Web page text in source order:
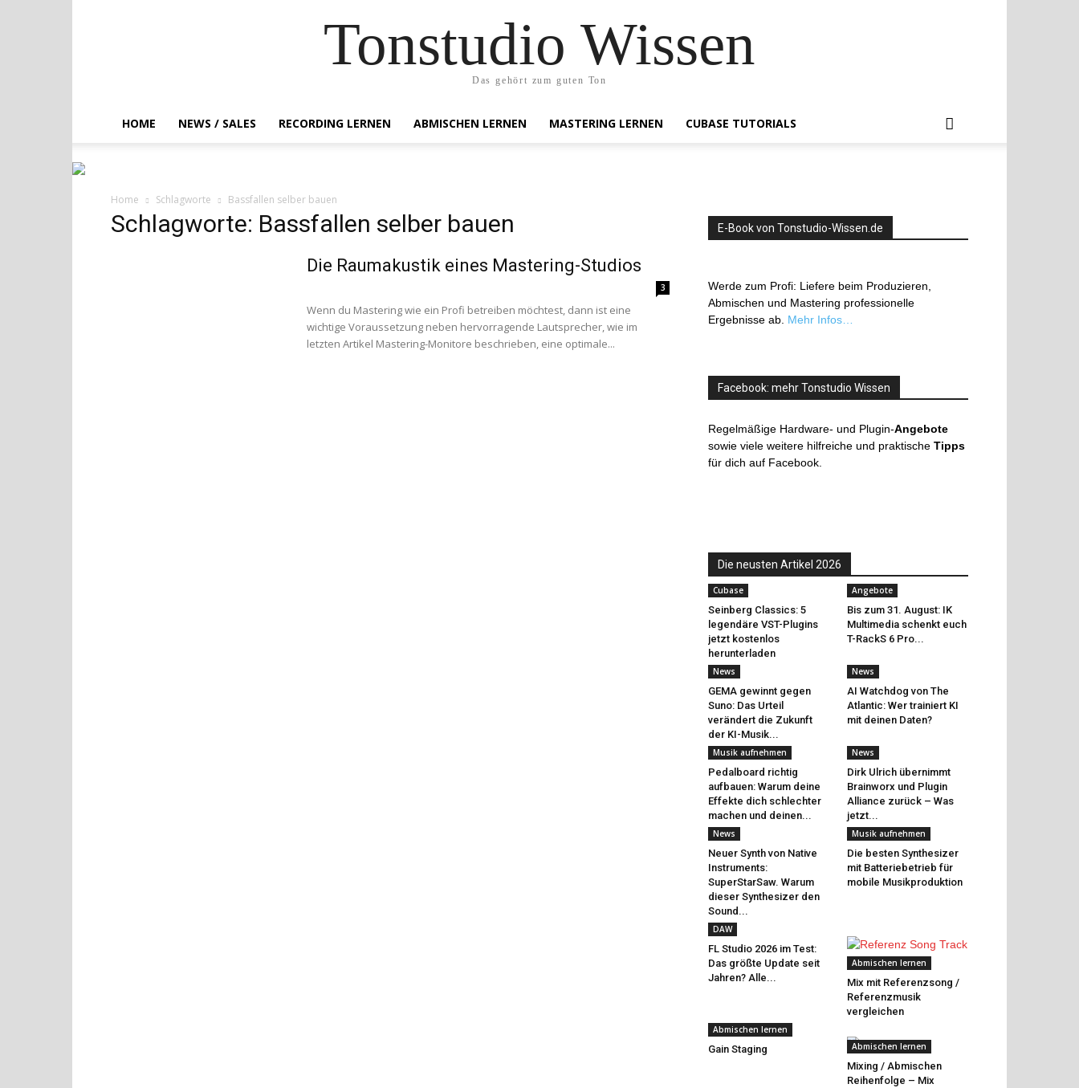
Tonstudio Wissen
Das gehört zum guten Ton
HOME NEWS / SALES RECORDING LERNEN ABMISCHEN LERNEN MASTERING LERNEN CUBASE TUTORIALS
Home Schlagworte Bassfallen selber bauen
Schlagworte: Bassfallen selber bauen
Die Raumakustik eines Mastering-Studios
3
Wenn du Mastering wie ein Profi betreiben möchtest, dann ist eine
wichtige Voraussetzung neben hervorragende Lautsprecher, wie im
letzten Artikel Mastering-Monitore beschrieben, eine optimale...
E-Book von Tonstudio-Wissen.de
Werde zum Profi: Liefere beim Produzieren,
Abmischen und Mastering professionelle
Ergebnisse ab. Mehr Infos…
Facebook: mehr Tonstudio Wissen
Regelmäßige Hardware- und Plugin-Angebote
sowie viele weitere hilfreiche und praktische Tipps
für dich auf Facebook.
Die neusten Artikel 2026
Cubase
Seinberg Classics: 5
legendäre VST-Plugins
jetzt kostenlos
herunterladen
Angebote
Bis zum 31. August: IK
Multimedia schenkt euch
T-RackS 6 Pro...
News
GEMA gewinnt gegen
Suno: Das Urteil
verändert die Zukunft
der KI-Musik...
News
AI Watchdog von The
Atlantic: Wer trainiert KI
mit deinen Daten?
Musik aufnehmen
Pedalboard richtig
aufbauen: Warum deine
Effekte dich schlechter
machen und deinen...
News
Dirk Ulrich übernimmt
Brainworx und Plugin
Alliance zurück – Was
jetzt...
News
Neuer Synth von Native
Instruments:
SuperStarSaw. Warum
dieser Synthesizer den
Sound...
Musik aufnehmen
Die besten Synthesizer
mit Batteriebetrieb für
mobile Musikproduktion
DAW
FL Studio 2026 im Test:
Das größte Update seit
Jahren? Alle...
Abmischen lernen
Mix mit Referenzsong /
Referenzmusik
vergleichen
Abmischen lernen
Gain Staging Abmischen lernen
Mixing / Abmischen
Reihenfolge – Mix